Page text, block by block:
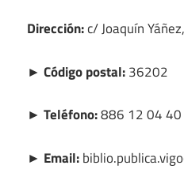
Dirección:c/ Joaquín
► Código postal:36202
► Teléfono:886 12 04
► Email: